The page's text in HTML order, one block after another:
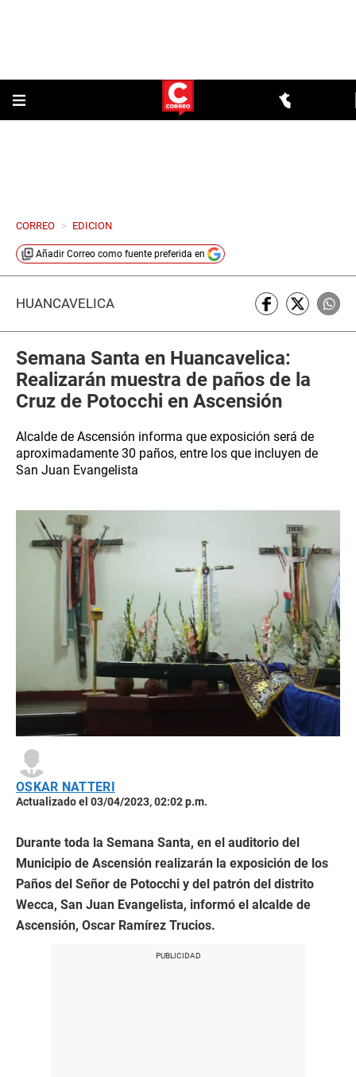
CORREO > EDICION
Añadir Correo como fuente preferida en
HUANCAVELICA
Semana Santa en Huancavelica:
Realizarán muestra de paños de la
Cruz de Potocchi en Ascensión
Alcalde de Ascensión informa que exposición será de
aproximadamente 30 paños, entre los que incluyen de
San Juan Evangelista
OSKAR NATTERI
Actualizado el 03/04/2023, 02:02 p.m.
Durante toda la Semana Santa, en el auditorio del
Municipio de Ascensión realizarán la exposición de los
Paños del Señor de Potocchi y del patrón del distrito
Wecca, San Juan Evangelista, informó el alcalde de
Ascensión, Oscar Ramírez Trucios.